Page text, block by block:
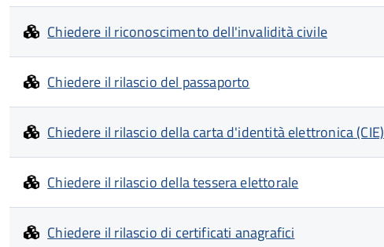
Chiedere il riconoscimento dell'invalidità civile
Chiedere il rilascio del passaporto
Chiedere il rilascio della carta d'identità elettronica (CIE)
Chiedere il rilascio della tessera elettorale
Chiedere il rilascio di certificati anagrafici